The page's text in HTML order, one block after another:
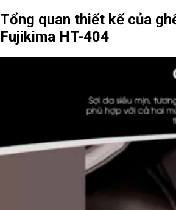
Tổng quan thiết kế của
Fujikima HT-404